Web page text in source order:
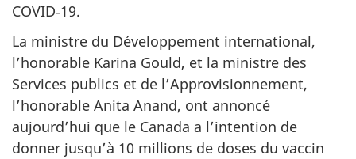
COVID‑19.
La ministre du Développement international,
l’honorable Karina Gould, et la ministre des
Services publics et de l’Approvisionnement,
l’honorable Anita Anand, ont annoncé
aujourd’hui que le Canada a l’intention de
donner jusqu’à 10 millions de doses du vaccin